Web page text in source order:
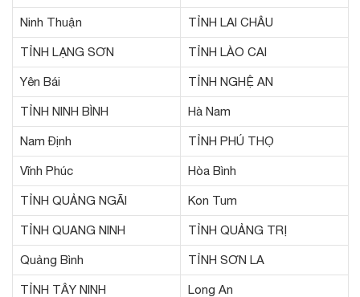
Ninh Thuận TỈNH LAI CHÂU
TỈNH LẠNG SƠN TỈNH LÀO CAI
Yên Bái TỈNH NGHỆ AN
TỈNH NINH BÌNH Hà Nam
Nam Định TỈNH PHÚ THỌ
Vĩnh Phúc Hòa Bình
TỈNH QUẢNG NGÃI Kon Tum
TỈNH QUANG NINH TỈNH QUẢNG TRỊ
Quảng Bình TỈNH SƠN LA
TỈNH TÂY NINH Long An